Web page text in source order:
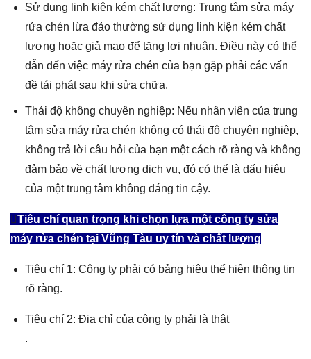
Sử dụng linh kiện kém chất lượng: Trung tâm sửa máy
rửa chén lừa đảo thường sử dụng linh kiện kém chất
lượng hoặc giả mạo để tăng lợi nhuận. Điều này có thể
dẫn đến việc máy rửa chén của bạn gặp phải các vấn
đề tái phát sau khi sửa chữa.
Thái độ không chuyên nghiệp: Nếu nhân viên của trung
tâm sửa máy rửa chén không có thái độ chuyên nghiệp,
không trả lời câu hỏi của bạn một cách rõ ràng và không
đảm bảo về chất lượng dịch vụ, đó có thể là dấu hiệu
của một trung tâm không đáng tin cậy.
Tiêu chí quan trọng khi chọn lựa một công ty sửa
máy rửa chén tại Vũng Tàu uy tín và chất lượng
Tiêu chí 1: Công ty phải có bảng hiệu thể hiện thông tin
rõ ràng.
Tiêu chí 2: Địa chỉ của công ty phải là thật
.